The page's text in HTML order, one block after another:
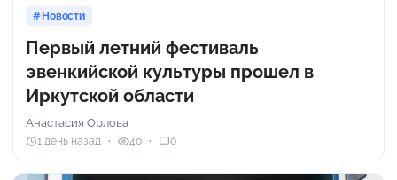
Новости
Первый летний фестиваль
эвенкийской культуры прошел в
Иркутской области
Анастасия Орлова
1 день назад 40 0